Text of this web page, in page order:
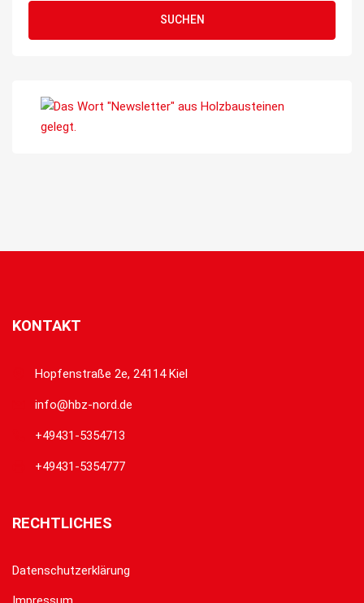
SUCHEN
KONTAKT
Hopfenstraße 2e, 24114 Kiel
info@hbz-nord.de
+49431-5354713
+49431-5354777
RECHTLICHES
Datenschutzerklärung